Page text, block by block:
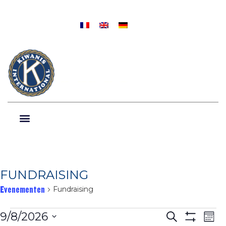
FUNDRAISING
Evenementen Fundraising
Zoeken
9/8/2026